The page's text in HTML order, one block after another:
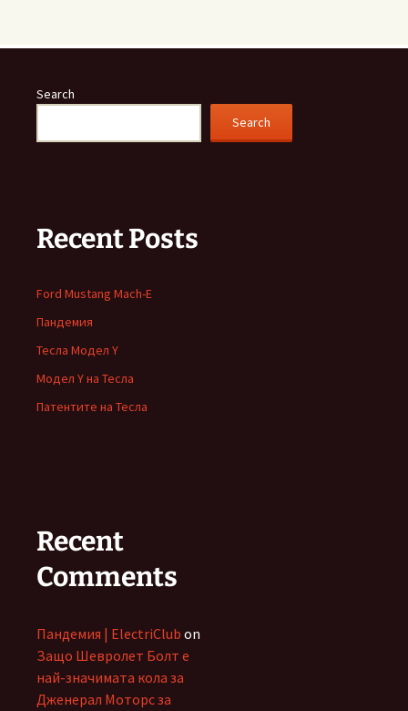
Search
Search
Recent Posts
Ford Mustang Mach-E
Пандемия
Тесла Модел Y
Модел Y на Тесла
Патентите на Тесла
Recent
Comments
Пандемия | ElectriClub on
Защо Шевролет Болт е
най-значимата кола за
Дженерал Моторс за